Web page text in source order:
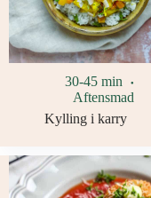
30-45 min
Aftensmad
Kylling i karry